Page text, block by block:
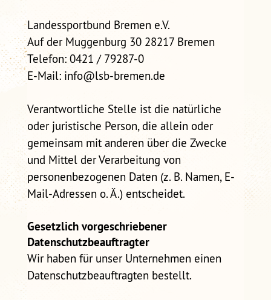
Landessportbund Bremen e.V.
Auf der Muggenburg 30 28217 Bremen
Telefon: 0421 / 79287-0
E-Mail: info@lsb-bremen.de
Verantwortliche Stelle ist die natürliche
oder juristische Person, die allein oder
gemeinsam mit anderen über die Zwecke
und Mittel der Verarbeitung von
personenbezogenen Daten (z. B. Namen, E-
Mail-Adressen o. Ä.) entscheidet.
Gesetzlich vorgeschriebener
Datenschutzbeauftragter
Wir haben für unser Unternehmen einen
Datenschutzbeauftragten bestellt.